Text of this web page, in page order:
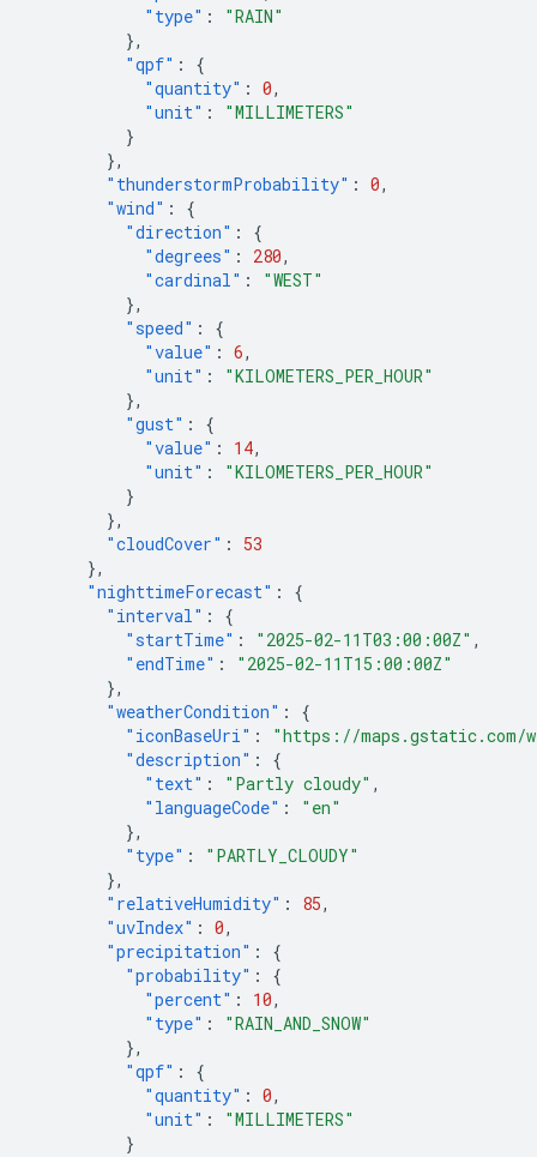
"type" :
"RAIN"
},
"qpf" :
{
"quantity" : 0,
"unit" :
"MILLIMETERS"
}
},
"thunderstormProbability" : 0,
"wind" :
{
"direction" :
{
"degrees" : 280,
"cardinal" :
"WEST"
},
"speed" :
{
"value" : 6,
"unit" :
"KILOMETERS_PER_HOUR"
},
"gust" :
{
"value" : 14,
"unit" :
"KILOMETERS_PER_HOUR"
}
},
"cloudCover" :
53
},
"nighttimeForecast" :
{
"interval" :
{
"startTime" : "2025-02-11T03:00:00Z" ,
"endTime" :
"2025-02-11T15:00:00Z"
},
"weatherCondition" :
{
"iconBaseUri" :
"https://maps.gstatic.com/
"description" :
{
"text" : "Partly cloudy" ,
"languageCode" :
"en"
},
"type" :
"PARTLY_CLOUDY"
},
"relativeHumidity" : 85,
"uvIndex" : 0,
"precipitation" :
{
"probability" :
{
"percent" : 10,
"type" :
"RAIN_AND_SNOW"
},
"qpf" :
{
"quantity" : 0,
"unit" :
"MILLIMETERS"
}